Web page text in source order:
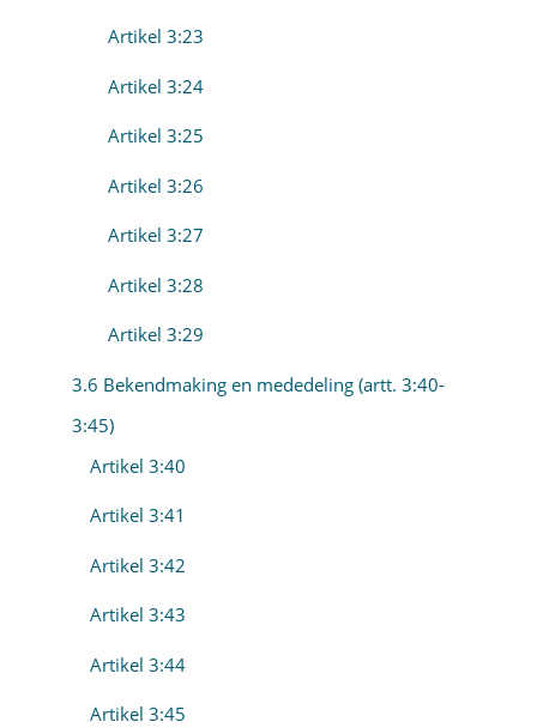
Artikel 3:23
Artikel 3:24
Artikel 3:25
Artikel 3:26
Artikel 3:27
Artikel 3:28
Artikel 3:29
3.6 Bekendmaking en mededeling (artt. 3:40-
3:45)
Artikel 3:40
Artikel 3:41
Artikel 3:42
Artikel 3:43
Artikel 3:44
Artikel 3:45